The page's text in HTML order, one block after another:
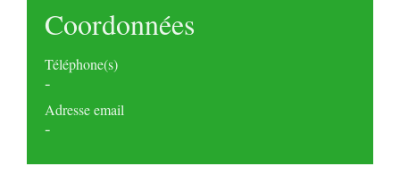
Coordonnées
Téléphone(s)
-
Adresse email
-